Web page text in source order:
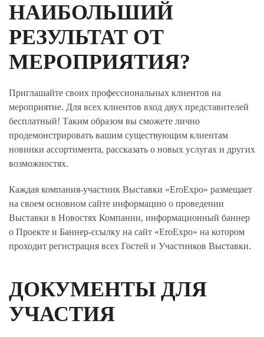
НАИБОЛЬШИЙ
РЕЗУЛЬТАТ ОТ
МЕРОПРИЯТИЯ?
Приглашайте своих профессиональных клиентов на
мероприятие. Для всех клиентов вход двух представителей
бесплатный! Таким образом вы сможете лично
продемонстрировать вашим существующим клиентам
новинки ассортимента, рассказать о новых услугах и других
возможностях.
Каждая компания-участник Выставки «EroExpo» размещает
на своем основном сайте информацию о проведении
Выставки в Новостях Компании, информационный баннер
о Проекте и Баннер-ссылку на сайт «EroExpo» на котором
проходит регистрация всех Гостей и Участников Выставки.
ДОКУМЕНТЫ ДЛЯ
УЧАСТИЯ